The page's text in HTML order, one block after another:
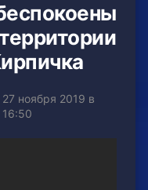
27 ноября 2019 в
16:50